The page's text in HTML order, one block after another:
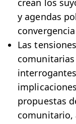
crean los
y agendas
Las
propuestas
comunitario,